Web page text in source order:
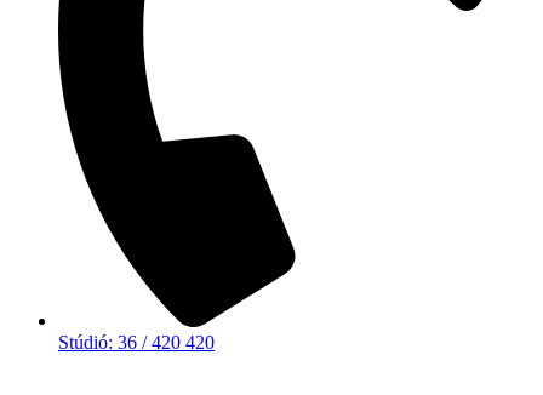
Stúdió: 36 / 420 420